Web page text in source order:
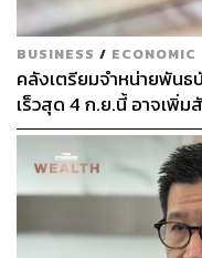
BUSINESS / ECONOMIC
คลังเตรียมจำหน่ายพันธ
เร็วสุด 4 ก.ย.นี้ อาจเพิ่
First มากขึ้น